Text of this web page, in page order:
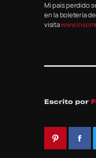
Mi país perdido
en la boletería
visita
Escrito por